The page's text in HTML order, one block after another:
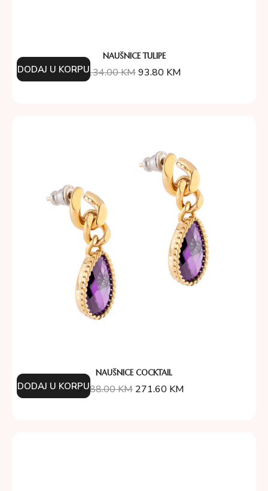
NAUŠNICE TULIPE
134.00KM93.80 KM
DODAJ U KORPU
NAUŠNICE COCKTAIL
388.00KM 271.60 KM
DODAJ U KORPU